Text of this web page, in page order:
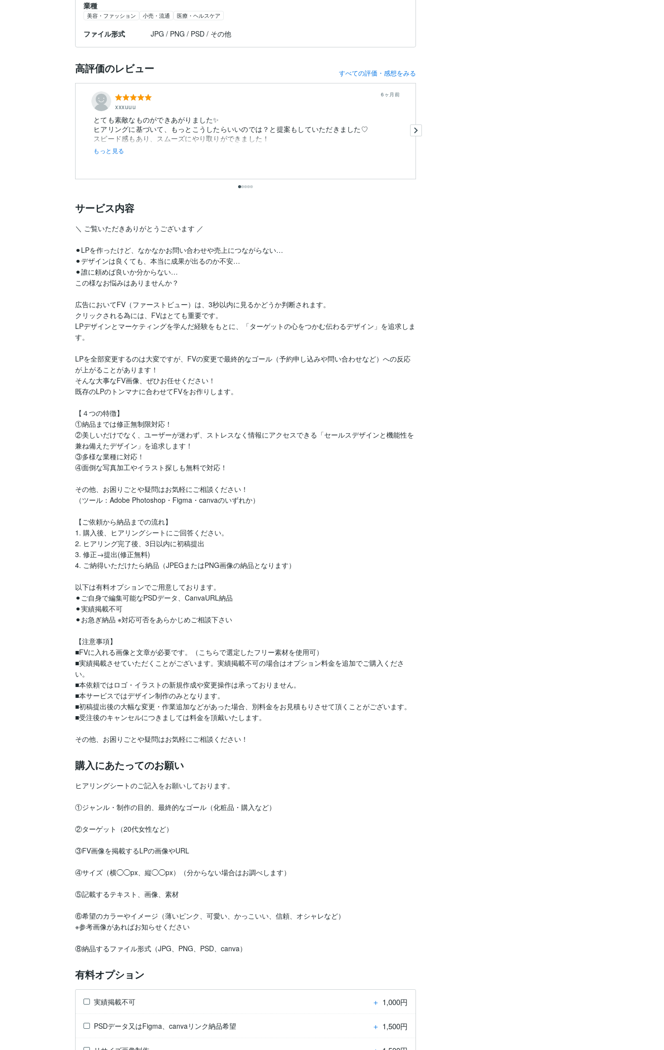
業種
美容・ファッション 小売・流通 医療・ヘルスケア
ファイル形式 JPG / PNG / PSD / その他
高評価のレビュー すべての評価・感想をみる
xxxuuu
6ヶ月前
とても素敵なものができあがりました✨
ヒアリングに基づいて、もっとこうしたらいいのでは？と提案もしていただきました♡
スピード感もあり、スムーズにやり取りができました！
もっと見る
サービス内容
＼ ご覧いただきありがとうございます ／
⚫︎LPを作ったけど、なかなかお問い合わせや売上につながらない…
⚫︎デザインは良くても、本当に成果が出るのか不安…
⚫︎誰に頼めば良いか分からない…
この様なお悩みはありませんか？
広告においてFV（ファーストビュー）は、3秒以内に見るかどうか判断されます。
クリックされる為には、FVはとても重要です。
LPデザインとマーケティングを学んだ経験をもとに、「ターゲットの心をつかむ伝わるデザイン」を追求しま
す。
LPを全部変更するのは大変ですが、FVの変更で最終的なゴール（予約申し込みや問い合わせなど）への反応
が上がることがあります！
そんな大事なFV画像、ぜひお任せください！
既存のLPのトンマナに合わせてFVをお作りします。
【４つの特徴】
①納品までは修正無制限対応！
②美しいだけでなく、ユーザーが迷わず、ストレスなく情報にアクセスできる「セールスデザインと機能性を
兼ね備えたデザイン」を追求します！
③多様な業種に対応！
④面倒な写真加工やイラスト探しも無料で対応！
その他、お困りごとや疑問はお気軽にご相談ください！
（ツール：Adobe Photoshop・Figma・canvaのいずれか）
【ご依頼から納品までの流れ】
1. ﻿﻿﻿購入後、ヒアリングシートにご回答ください。
2. ヒアリング完了後、3日以内に初稿提出
3. 修正→提出(修正無料)
4. ご納得いただけたら納品（JPEGまたはPNG画像の納品となります）
以下は有料オプションでご用意しております。
⚫︎ご自身で編集可能なPSDデータ、CanvaURL納品
⚫︎実績掲載不可
⚫︎﻿お急ぎ納品 ※対応可否をあらかじめご相談下さい
【注意事項】
■FVに入れる画像と文章が必要です。（こちらで選定したフリー素材を使用可）
■実績掲載させていただくことがございます。実績掲載不可の場合はオプション料金を追加でご購入くださ
い。
■本依頼ではロゴ・イラストの新規作成や変更操作は承っておりません。
■本サービスではデザイン制作のみとなります。
■初稿提出後の大幅な変更・作業追加などがあった場合、別料金をお見積もりさせて頂くことがございます。
■受注後のキャンセルにつきましては料金を頂戴いたします。
その他、お困りごとや疑問はお気軽にご相談ください！
購入にあたってのお願い
ヒアリングシートのご記入をお願いしております。
①ジャンル・制作の目的、最終的なゴール（化粧品・購入など）
②ターゲット（20代女性など）
③FV画像を掲載するLPの画像やURL
④サイズ（横◯◯px、縦◯◯px）（分からない場合はお調べします）
⑤記載するテキスト、画像、素材
⑥希望のカラーやイメージ（薄いピンク、可愛い、かっこいい、信頼、オシャレなど）
※参考画像があればお知らせください
有料オプション
実績掲載不可 ＋ 1,000円
PSDデータ又はFigma、canvaリンク納品希望 ＋ 1,500円